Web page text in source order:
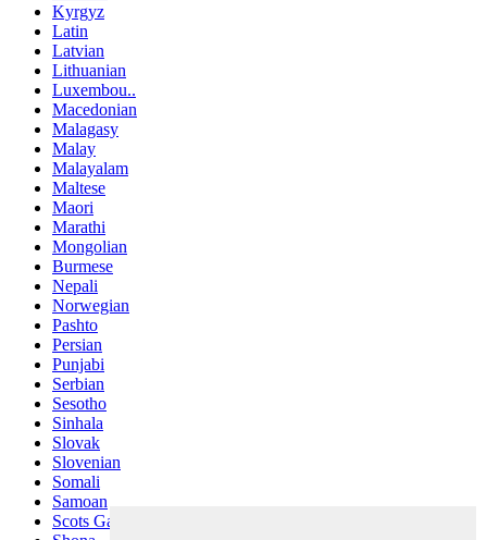
Kyrgyz
Latin
Latvian
Lithuanian
Luxembou..
Macedonian
Malagasy
Malay
Malayalam
Maltese
Maori
Marathi
Mongolian
Burmese
Nepali
Norwegian
Pashto
Persian
Punjabi
Serbian
Sesotho
Sinhala
Slovak
Slovenian
Somali
Samoan
Scots Gaelic